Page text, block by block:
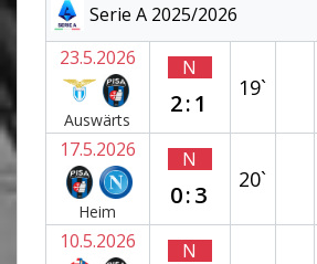
Serie A 2025/2026
23.5.2026
Auswärts
N
2:1
19`
17.5.2026
Heim
N
0:3
20`
10.5.2026 N